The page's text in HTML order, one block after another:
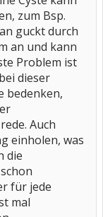
zum Bsp.
guckt durch
an und kann
Problem ist
dieser
bedenken,
Auch
einholen, was
die
für jede
mal